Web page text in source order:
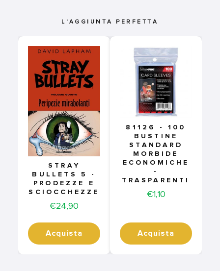
L'AGGIUNTA PERFETTA
STRAY
BULLETS 5 -
PRODEZZE E
SCIOCCHEZZE
Price
€24,90
Acquista
81126 - 100
BUSTINE
STANDARD
MORBIDE
ECONOMICHE
-
TRASPARENTI
Price
€1,10
Acquista